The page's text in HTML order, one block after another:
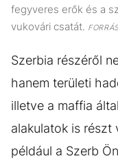
fegyveres erők és a
vukovári csatát.
Szerbia részéről
hanem területi
illetve a maffia
alakulatok is
például a Szerb